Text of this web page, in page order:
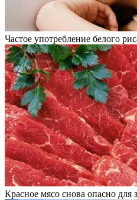
Частое употребление белого
Красное мясо снова опасно